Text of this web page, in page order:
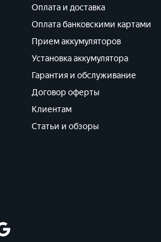
Оплата и доставка
Оплата банковскими картами
Прием аккумуляторов
Установка аккумулятора
Гарантия и обслуживание
Договор оферты
Клиентам
Статьи и обзоры